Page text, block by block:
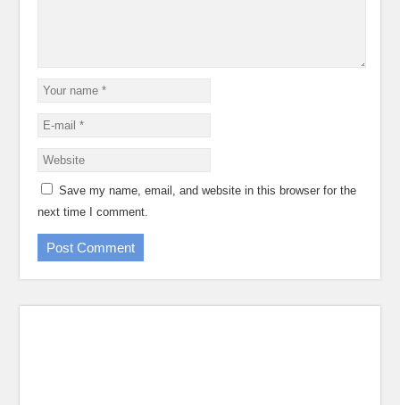
Save my name, email, and website in this browser for the
next time I comment.